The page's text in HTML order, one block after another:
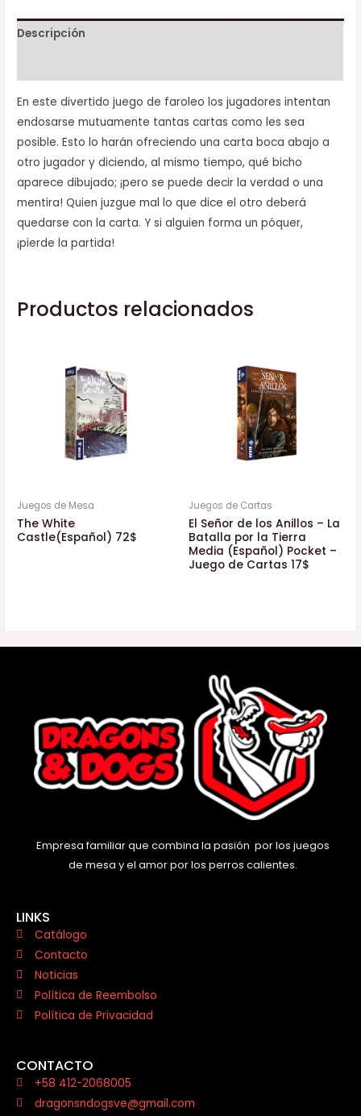
Descripción
En este divertido juego de faroleo los jugadores intentan
endosarse mutuamente tantas cartas como les sea
posible. Esto lo harán ofreciendo una carta boca abajo a
otro jugador y diciendo, al mismo tiempo, qué bicho
aparece dibujado; ¡pero se puede decir la verdad o una
mentira! Quien juzgue mal lo que dice el otro deberá
quedarse con la carta. Y si alguien forma un póquer,
¡pierde la partida!
Productos relacionados
Juegos de Mesa
The White
Castle(Español) 72$
Juegos de Cartas
El Señor de los Anillos – La
Batalla por la Tierra
Media (Español) Pocket –
Juego de Cartas 17$
Empresa familiar que combina la pasión por los juegos
de mesa y el amor por los perros calientes.
LINKS
Catálogo
Contacto
Noticias
Política de Reembolso
Política de Privacidad
CONTACTO
+58 412-2068005
dragonsndogsve@gmail.com